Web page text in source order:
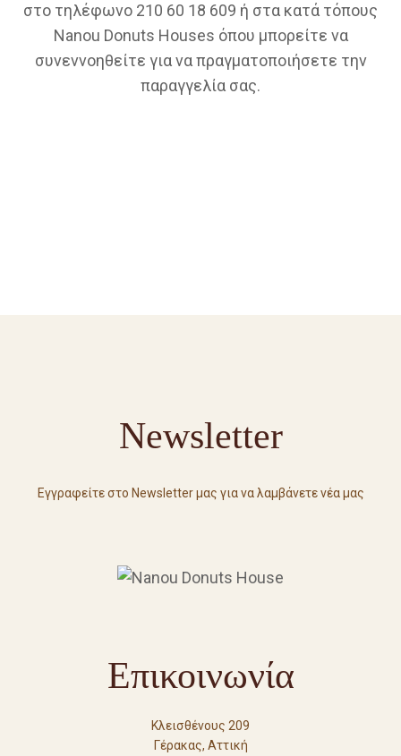
στο τηλέφωνο 210 60 18 609 ή στα κατά τόπους
Nanou Donuts Houses όπου μπορείτε να
συνεννοηθείτε για να πραγματοποιήσετε την
παραγγελία σας.
Newsletter
Εγγραφείτε στο Newsletter μας για να λαμβάνετε νέα μας
Επικοινωνία
Κλεισθένους 209
Γέρακας, Αττική